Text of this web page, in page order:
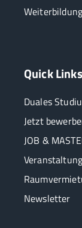
Weiterbildung
Quick Links
Duales
Jetzt
JOB &
Newsletter